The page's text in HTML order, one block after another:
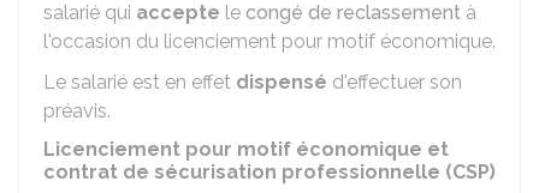
salarié qui accepte le congé de reclassement à
l'occasion du licenciement pour motif économique.
Le salarié est en effet dispensé d'effectuer son
préavis.
Licenciement pour motif économique et
contrat de sécurisation professionnelle (CSP)